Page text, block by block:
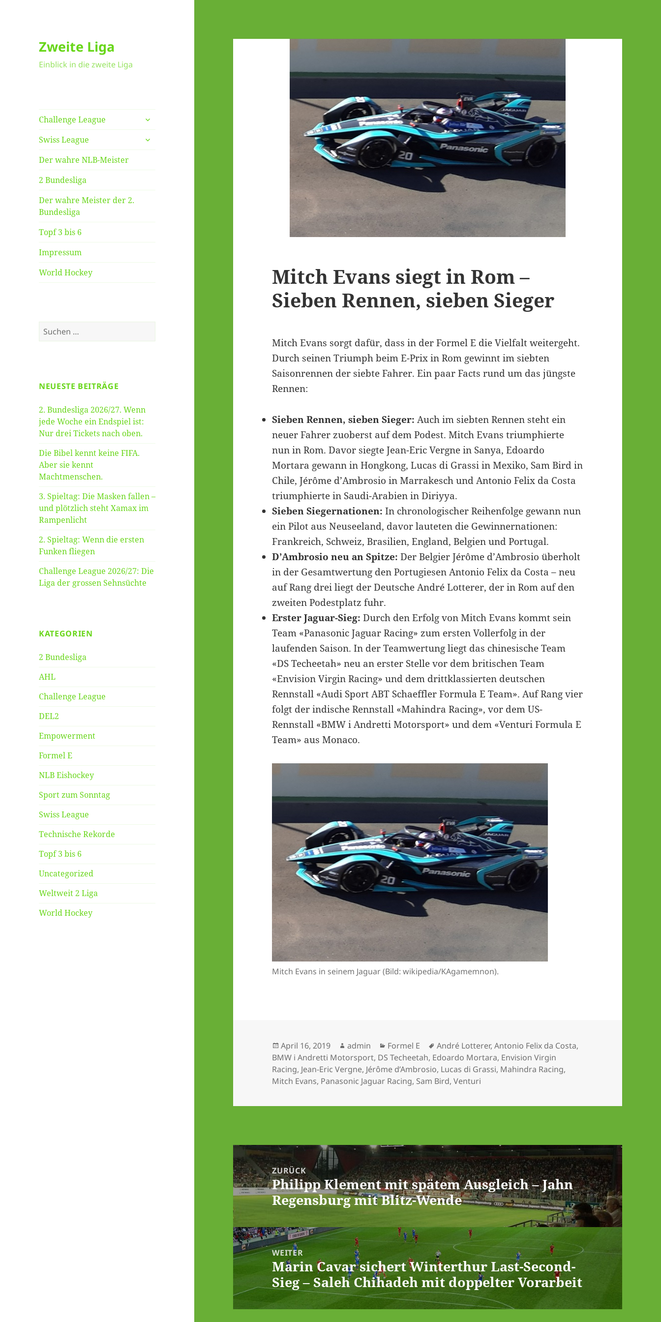
Zweite Liga
Einblick in die zweite Liga
Challenge League
untermenü
anzeigen
Swiss League
untermenü
anzeigen
Der wahre NLB-Meister
2 Bundesliga
Der wahre Meister der 2.
Bundesliga
Topf 3 bis 6
Impressum
World Hockey
Suche
nach:
NEUESTE BEITRÄGE
2. Bundesliga 2026/27. Wenn
jede Woche ein Endspiel ist:
Nur drei Tickets nach oben.
Die Bibel kennt keine FIFA.
Aber sie kennt
Machtmenschen.
3. Spieltag: Die Masken fallen –
und plötzlich steht Xamax im
Rampenlicht
2. Spieltag: Wenn die ersten
Funken fliegen
Challenge League 2026/27: Die
Liga der grossen Sehnsüchte
KATEGORIEN
2 Bundesliga
AHL
Challenge League
DEL2
Empowerment
Formel E
NLB Eishockey
Sport zum Sonntag
Swiss League
Technische Rekorde
Topf 3 bis 6
Uncategorized
Weltweit 2 Liga
World Hockey
Mitch Evans siegt in Rom –
Sieben Rennen, sieben Sieger
Mitch Evans sorgt dafür, dass in der Formel E die Vielfalt weitergeht.
Durch seinen Triumph beim E-Prix in Rom gewinnt im siebten
Saisonrennen der siebte Fahrer. Ein paar Facts rund um das jüngste
Rennen:
Sieben Rennen, sieben Sieger: Auch im siebten Rennen steht ein
neuer Fahrer zuoberst auf dem Podest. Mitch Evans triumphierte
nun in Rom. Davor siegte Jean-Eric Vergne in Sanya, Edoardo
Mortara gewann in Hongkong, Lucas di Grassi in Mexiko, Sam Bird in
Chile, Jérôme d’Ambrosio in Marrakesch und Antonio Felix da Costa
triumphierte in Saudi-Arabien in Diriyya.
Sieben Siegernationen: In chronologischer Reihenfolge gewann nun
ein Pilot aus Neuseeland, davor lauteten die Gewinnernationen:
Frankreich, Schweiz, Brasilien, England, Belgien und Portugal.
D’Ambrosio neu an Spitze:Der Belgier Jérôme d’Ambrosio überholt
in der Gesamtwertung den Portugiesen Antonio Felix da Costa – neu
auf Rang drei liegt der Deutsche André Lotterer, der in Rom auf den
zweiten Podestplatz fuhr.
Erster Jaguar-Sieg: Durch den Erfolg von Mitch Evans kommt sein
Team «Panasonic Jaguar Racing» zum ersten Vollerfolg in der
laufenden Saison. In der Teamwertung liegt das chinesische Team
«DS Techeetah» neu an erster Stelle vor dem britischen Team
«Envision Virgin Racing» und dem drittklassierten deutschen
Rennstall «Audi Sport ABT Schaeffler Formula E Team». Auf Rang vier
folgt der indische Rennstall «Mahindra Racing», vor dem US-
Rennstall «BMW i Andretti Motorsport» und dem «Venturi Formula E
Team» aus Monaco.
Mitch Evans in seinem Jaguar (Bild: wikipedia/KAgamemnon).
Veröffentlicht
am
April 16, 2019 Autor
admin Kategorien
Formel E Schlagwörter
André Lotterer,Antonio Felix da Costa,
BMW i Andretti Motorsport, DS Techeetah, Edoardo Mortara, Envision Virgin
Racing, Jean-Eric Vergne, Jérôme d’Ambrosio, Lucas di Grassi, Mahindra Racing,
Mitch Evans, Panasonic Jaguar Racing, Sam Bird,Venturi
Beitrags-
NavigationZURÜCK
Vorheriger
Beitrag:
Philipp Klement mit spätem Ausgleich – Jahn
Regensburg mit Blitz-Wende
WEITER
Nächster
Beitrag:
Marin Cavar sichert Winterthur Last-Second-
Sieg – Saleh Chihadeh mit doppelter Vorarbeit